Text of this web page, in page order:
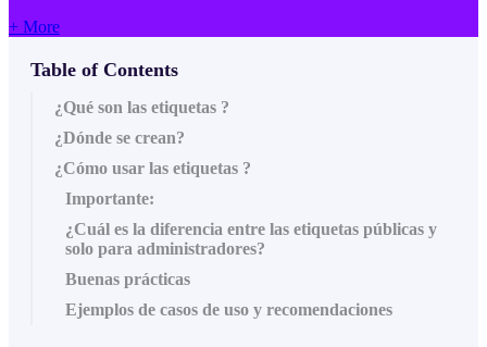
+ More
Table of Contents
¿Qué son las etiquetas ?
¿Dónde se crean?
¿Cómo usar las etiquetas ?
Importante:
¿Cuál es la diferencia entre las etiquetas públicas y
solo para administradores?
Buenas prácticas
Ejemplos de casos de uso y recomendaciones